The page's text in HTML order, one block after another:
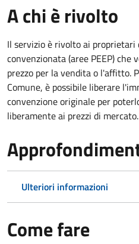
A chi è rivolto
Il servizio è rivolto ai proprietari
convenzionata (aree PEEP)
prezzo per la vendita o l'affitto.
Comune, è possibile liberare
convenzione originale per
liberamente ai prezzi di mercato.
Ulteriori informazioni
Come fare